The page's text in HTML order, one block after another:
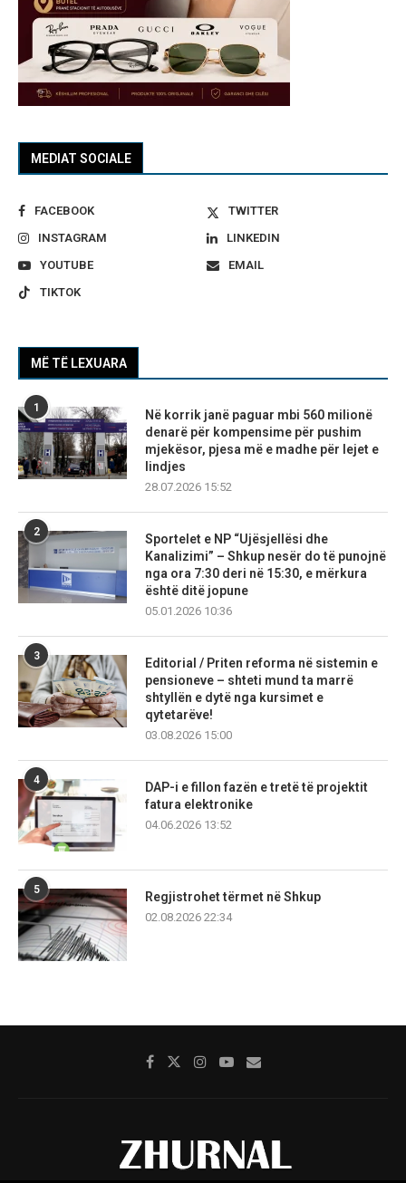
MEDIAT SOCIALE
FACEBOOK
TWITTER
INSTAGRAM
LINKEDIN
YOUTUBE
EMAIL
TIKTOK
MË TË LEXUARA
1
Në korrik janë paguar mbi 560 milionë
denarë për kompensime për pushim
mjekësor, pjesa më e madhe për lejet e
lindjes
28.07.2026 15:52
2
Sportelet e NP “Ujësjellësi dhe
Kanalizimi” – Shkup nesër do të punojnë
nga ora 7:30 deri në 15:30, e mërkura
është ditë jopune
05.01.2026 10:36
3
Editorial / Priten reforma në sistemin e
pensioneve – shteti mund ta marrë
shtyllën e dytë nga kursimet e
qytetarëve!
03.08.2026 15:00
4
DAP-i e fillon fazën e tretë të projektit
fatura elektronike
04.06.2026 13:52
5
Regjistrohet tërmet në Shkup
02.08.2026 22:34